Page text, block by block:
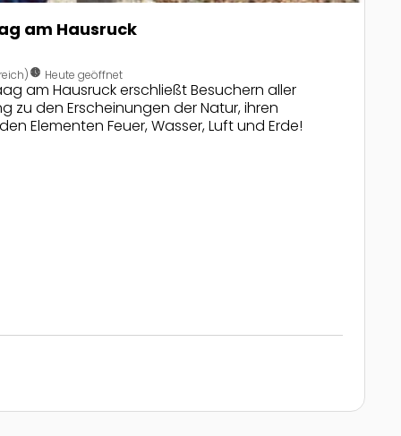
am Hausruck
nest_clock_farsight_analog Heute geöffnet
am Hausruck erschließt Besuchern aller
zu den Erscheinungen der Natur, ihren
Elementen Feuer, Wasser, Luft und Erde!